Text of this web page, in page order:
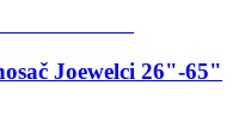
Joewelci 26"-65"